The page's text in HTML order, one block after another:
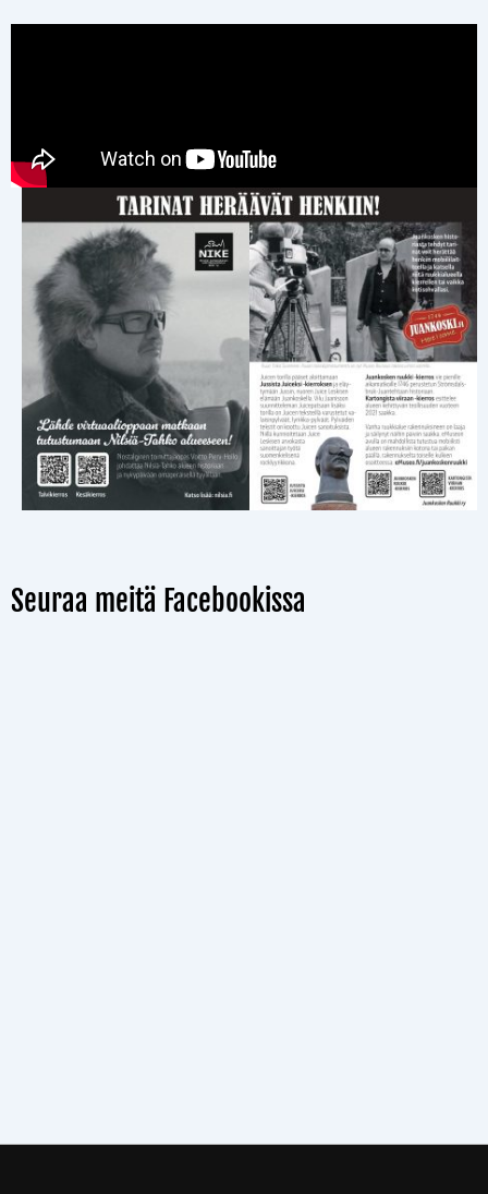
Seuraa meitä Facebookissa